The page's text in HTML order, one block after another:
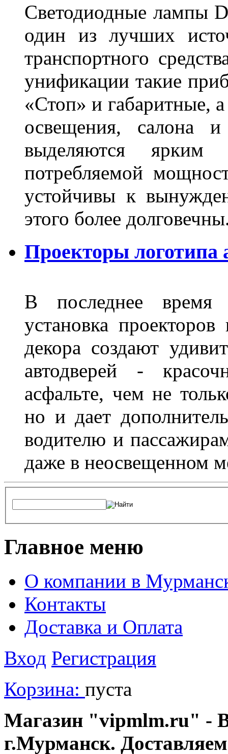
Светодиодные лампы
один из лучших
транспортного
унификации такие
«Стоп» и габаритные,
освещения, салона
выделяются ярким
потребляемой
устойчивы к
этого более
Проекторы логотипа
В последнее время
установка
декора создают
автодверей -
асфальте, чем не
но и дает
водителю и
даже в неосвещенном
Главное меню
О компании в
Контакты
Доставка и Оплата
Вход Регистрация
Корзина: пуста
Магазин "vipmlm.ru" -
г.Мурманск.